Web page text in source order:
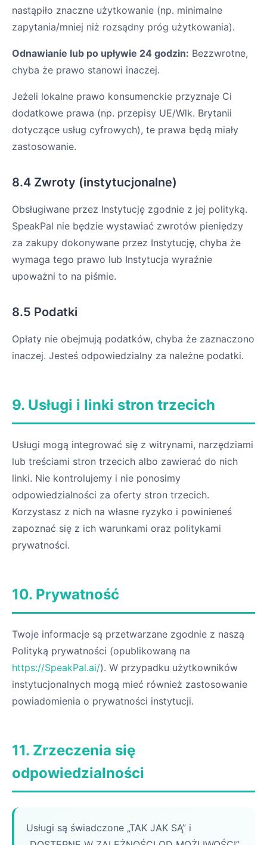
nastąpiło znaczne użytkowanie (np. minimalne
zapytania/mniej niż rozsądny próg użytkowania).
Odnawianie lub po upływie 24 godzin: Bezzwrotne,
chyba że prawo stanowi inaczej.
Jeżeli lokalne prawo konsumenckie przyznaje Ci
dodatkowe prawa (np. przepisy UE/Wlk. Brytanii
dotyczące usług cyfrowych), te prawa będą miały
zastosowanie.
8.4 Zwroty (instytucjonalne)
Obsługiwane przez Instytucję zgodnie z jej polityką.
SpeakPal nie będzie wystawiać zwrotów pieniędzy
za zakupy dokonywane przez Instytucję, chyba że
wymaga tego prawo lub Instytucja wyraźnie
upoważni to na piśmie.
8.5 Podatki
Opłaty nie obejmują podatków, chyba że zaznaczono
inaczej. Jesteś odpowiedzialny za należne podatki.
9. Usługi i linki stron trzecich
Usługi mogą integrować się z witrynami, narzędziami
lub treściami stron trzecich albo zawierać do nich
linki. Nie kontrolujemy i nie ponosimy
odpowiedzialności za oferty stron trzecich.
Korzystasz z nich na własne ryzyko i powinieneś
zapoznać się z ich warunkami oraz politykami
prywatności.
10. Prywatność
Twoje informacje są przetwarzane zgodnie z naszą
Polityką prywatności (opublikowaną na
https://SpeakPal.ai/). W przypadku użytkowników
instytucjonalnych mogą mieć również zastosowanie
powiadomienia o prywatności instytucji.
11. Zrzeczenia się
odpowiedzialności
Usługi są świadczone „TAK JAK SĄ” i